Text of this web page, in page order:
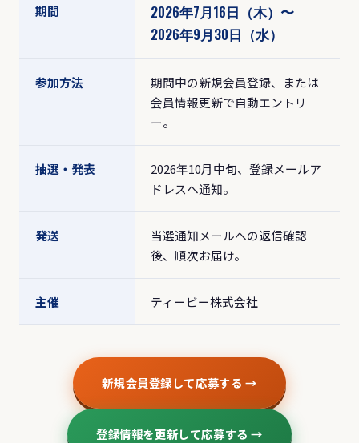
期間
2026年7月16日（木）〜
2026年9月30日（水）
参加方法
期間中の新規会員登録、または
会員情報更新で自動エントリ
ー。
抽選・発表
2026年10月中旬、登録メールア
ドレスへ通知。
発送
当選通知メールへの返信確認
後、順次お届け。
主催 ティービー株式会社
新規会員登録して応募する →
登録情報を更新して応募する →